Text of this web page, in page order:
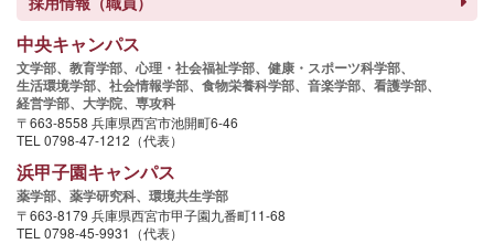
中央キャンパス
文学部、 教育学部、 心理・社会福祉学部、 健康・スポーツ科学部、
生活環境学部、 社会情報学部、 食物栄養科学部、 音楽学部、 看護学部、
経営学部、 大学院、 専攻科
〒663-8558 兵庫県西宮市池開町6-46
TEL 0798-47-1212（代表）
浜甲子園キャンパス
薬学部、 薬学研究科、 環境共生学部
〒663-8179 兵庫県西宮市甲子園九番町11-68
TEL 0798-45-9931（代表）